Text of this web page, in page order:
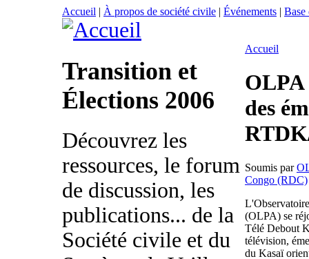
Accueil | À propos de société civile | Événements | Base
Transition et
Élections 2006
Découvrez les
ressources, le forum
de discussion, les
publications... de la
Société civile et du
Accueil
OLPA
des
Soumis par
Congo (RDC)
(OLPA) se
Télé Debout
télévision,
du Kasaï